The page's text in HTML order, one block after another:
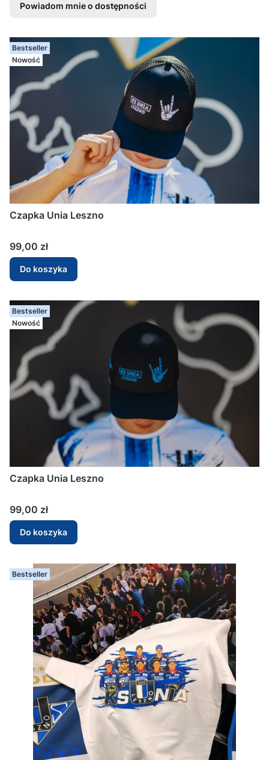
Powiadom mnie o dostępności
Bestseller
Nowość
Czapka Unia Leszno
Cena
99,00 zł
Do koszyka
Bestseller
Nowość
Czapka Unia Leszno
Cena
99,00 zł
Do koszyka
Bestseller